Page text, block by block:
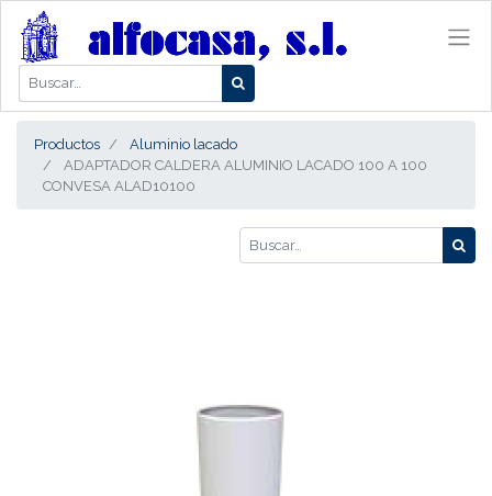
Productos
Aluminio lacado
ADAPTADOR CALDERA ALUMINIO LACADO 100 A 100
CONVESA ALAD10100